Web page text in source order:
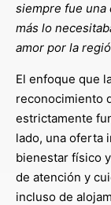
siempre fue una
más lo
amor por la
El enfoque que
reconocimiento
estrictamente
lado, una oferta
bienestar físico
de atención y
incluso de